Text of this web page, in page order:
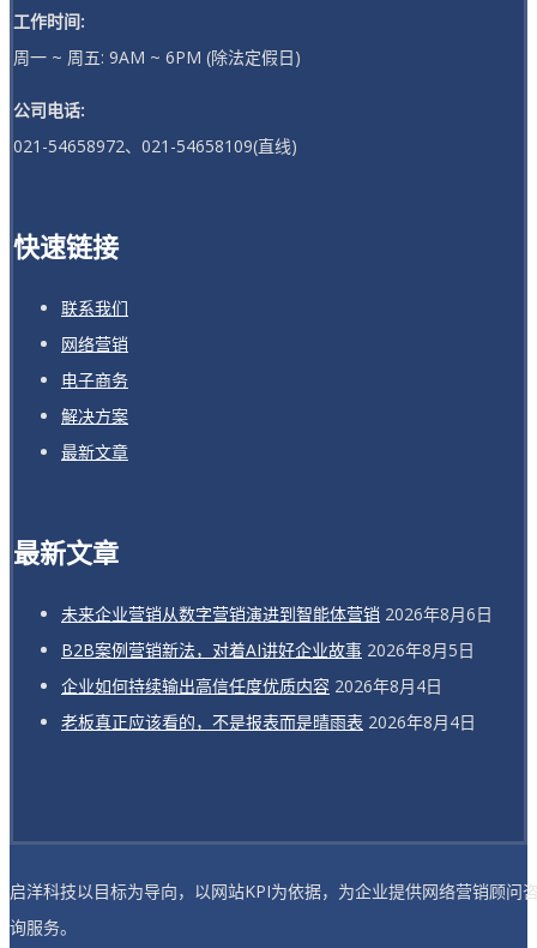
工作时间:
周一 ~ 周五: 9AM ~ 6PM (除法定假日)
公司电话:
021-54658972、021-54658109(直线)
快速链接
联系我们
网络营销
电子商务
解决方案
最新文章
最新文章
未来企业营销从数字营销演进到智能体营销 2026年8月6日
B2B案例营销新法，对着AI讲好企业故事 2026年8月5日
企业如何持续输出高信任度优质内容 2026年8月4日
老板真正应该看的，不是报表而是晴雨表 2026年8月4日
启洋科技以目标为导向，以网站KPI为依据，为企业提供网络营销顾问
询服务。